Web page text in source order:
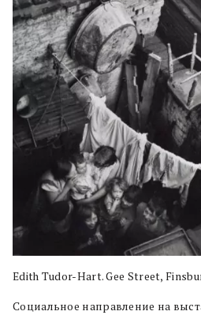
Edith Tudor-Hart. Gee Street,
Социальное направление на